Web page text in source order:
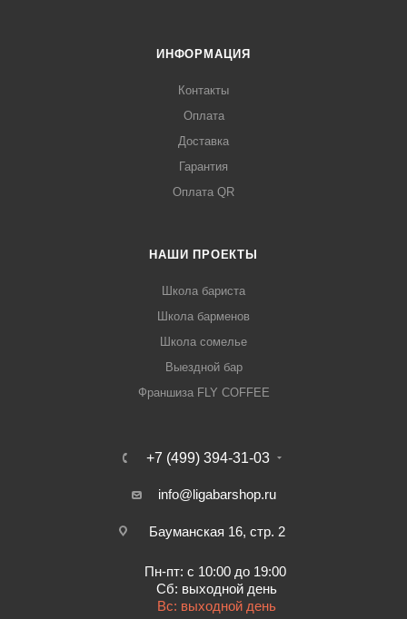
ИНФОРМАЦИЯ
Контакты
Оплата
Доставка
Гарантия
Оплата QR
НАШИ ПРОЕКТЫ
Школа бариста
Школа барменов
Школа сомелье
Выездной бар
Франшиза FLY COFFEE
+7 (499) 394-31-03
info@ligabarshop.ru
Бауманская 16, стр. 2
Пн-пт: с 10:00 до 19:00
Сб: выходной день
Вс: выходной день